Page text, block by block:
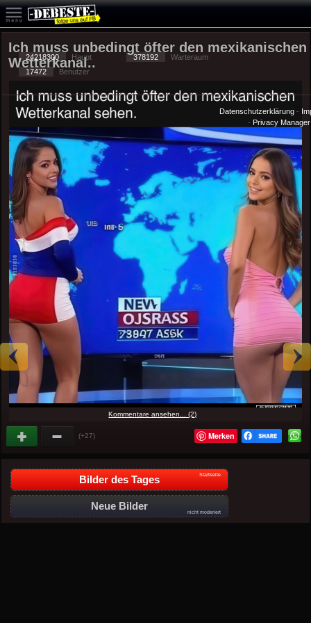
Ich muss unbedingt öfter den mexikanischen
Wetterkanal..
Kommentare ansehen... (2)
(+27) Merken
Bilder des Tages Startseite
Neue Bilder
nicht moderiert
24218300 Haupt 378192
Warteraum
17472
Benutzer
Datenschutzerklärung-
- Privacy Manager